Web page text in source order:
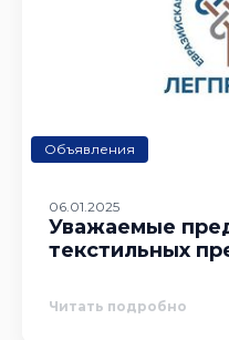
Объявления
06.01.2025
Уважаемые
текстильных
Читать подробно